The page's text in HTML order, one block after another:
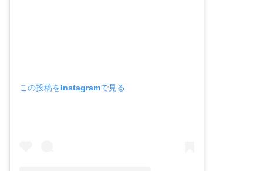
この投稿をInstagramで見る